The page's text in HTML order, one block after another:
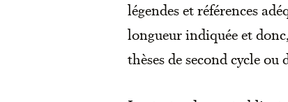
légendes et références
longueur indiquée et
thèses de second cycle ou